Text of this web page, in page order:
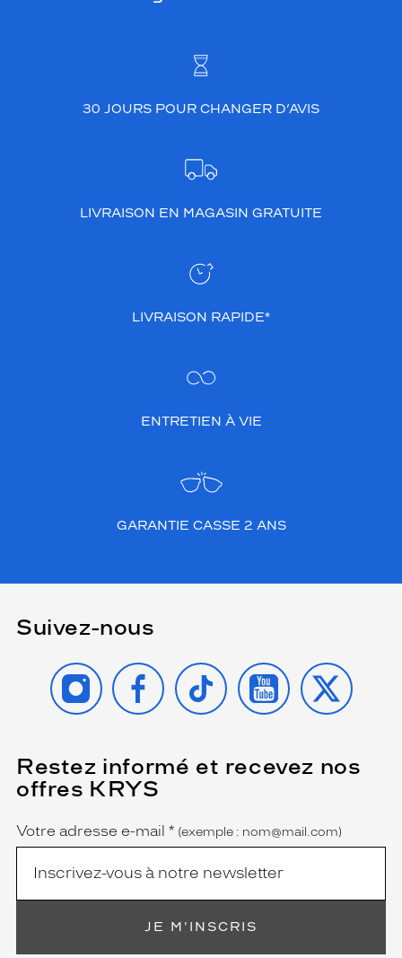
30 JOURS POUR CHANGER D’AVIS
LIVRAISON EN MAGASIN GRATUITE
LIVRAISON RAPIDE*
ENTRETIEN À VIE
GARANTIE CASSE 2 ANS
Suivez-nous
INSTAGRAMFACEBOOK
TIKTOK YOUTUBE
X
Restez informé et recevez nos
offres KRYS
Name
Votre adresse e-mail *
(Ce
champ
est
obligatoire)
(exemple : nom@mail.com)
JE M'INSCRIS